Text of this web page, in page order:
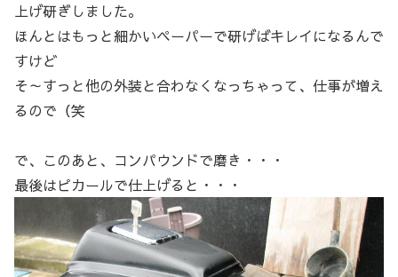
上げ研ぎしました。
ほんとはもっと細かいペーパーで研げばキレイになるんで
すけど
そ～すっと他の外装と合わなくなっちゃって、仕事が増え
るので（笑
で、このあと、コンパウンドで磨き・・・
最後はピカールで仕上げると・・・